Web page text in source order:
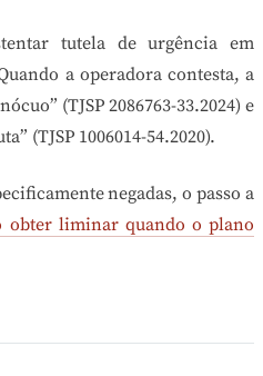
tutela de urgência em
a operadora contesta, a
(TJSP 2086763-33.2024) e
(TJSP 1006014-54.2020).
negadas, o passo a
obter liminar quando o plano